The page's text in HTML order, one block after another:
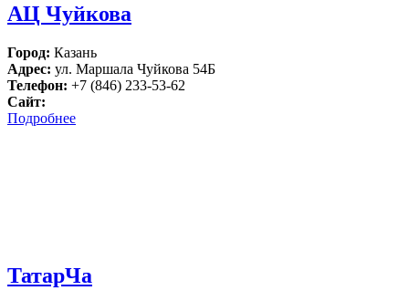
АЦ Чуйкова
Город: Казань
Адрес: ул. Маршала Чуйкова 54Б
Телефон: +7 (846) 233-53-62
Сайт:
Подробнее
ТатарЧа